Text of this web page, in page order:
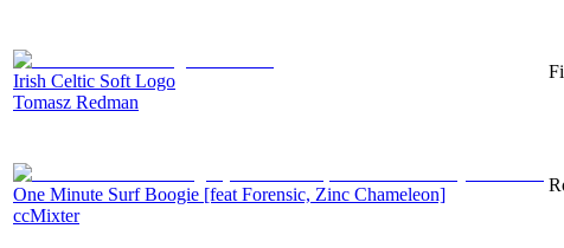
Irish Celtic Soft Logo
Tomasz Redman
One Minute Surf Boogie [feat Forensic, Zinc Chameleon]
ccMixter